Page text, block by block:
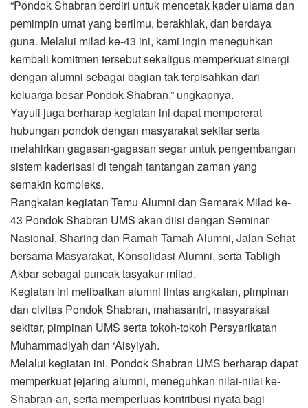
“Pondok Shabran berdiri untuk mencetak kader ulama dan
pemimpin umat yang berilmu, berakhlak, dan berdaya
guna. Melalui milad ke-43 ini, kami ingin meneguhkan
kembali komitmen tersebut sekaligus memperkuat sinergi
dengan alumni sebagai bagian tak terpisahkan dari
keluarga besar Pondok Shabran,” ungkapnya.
Yayuli juga berharap kegiatan ini dapat mempererat
hubungan pondok dengan masyarakat sekitar serta
melahirkan gagasan-gagasan segar untuk pengembangan
sistem kaderisasi di tengah tantangan zaman yang
semakin kompleks.
Rangkaian kegiatan Temu Alumni dan Semarak Milad ke-
43 Pondok Shabran UMS akan diisi dengan Seminar
Nasional, Sharing dan Ramah Tamah Alumni, Jalan Sehat
bersama Masyarakat, Konsolidasi Alumni, serta Tabligh
Akbar sebagai puncak tasyakur milad.
Kegiatan ini melibatkan alumni lintas angkatan, pimpinan
dan civitas Pondok Shabran, mahasantri, masyarakat
sekitar, pimpinan UMS serta tokoh-tokoh Persyarikatan
Muhammadiyah dan ‘Aisyiyah.
Melalui kegiatan ini, Pondok Shabran UMS berharap dapat
memperkuat jejaring alumni, meneguhkan nilai-nilai ke-
Shabran-an, serta memperluas kontribusi nyata bagi